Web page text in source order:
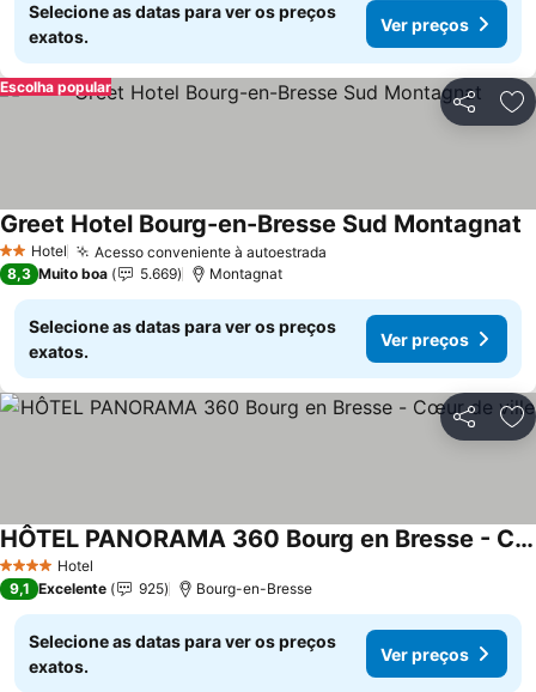
Selecione as datas para ver os preços
exatos.
Ver preços
Partilhar
Escolha popular
2 Estrelas
Hotel Acesso conveniente à autoestrada
Greet Hotel Bourg-en-Bresse Sud Montagnat
8,3 Muito boa 5.669 Montagnat
Selecione as datas para ver os preços
exatos.
Ver preços
Partilhar
4 EstrelasHotel
HÔTEL PANORAMA 360 Bourg en Bresse - Cœur de ville
9,1 Excelente 925 Bourg-en-Bresse
Selecione as datas para ver os preços
exatos.
Ver preços